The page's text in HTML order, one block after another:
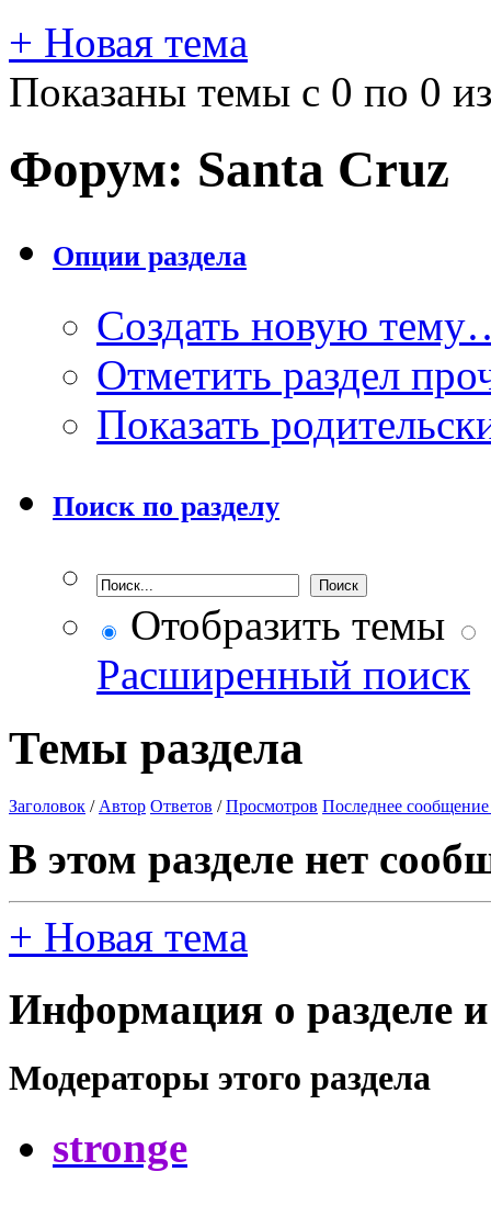
+ Новая тема
Показаны темы с 0 по 0
Форум: Santa Cruz
Опции раздела
Создать новую
Отметить раздел
Показать
Поиск по разделу
Отобразить темы
Расширенный поиск
Темы раздела
Заголовок / Автор Ответов /Просмотров Последнее сообщение
В этом разделе нет
+ Новая тема
Информация о разделе
Модераторы этого раздела
stronge